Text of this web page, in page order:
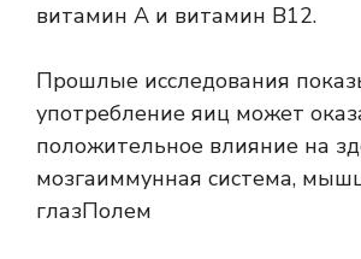
витамин А и витамин В12.
Прошлые исследования
употребление яиц может
положительное влияние на
мозгаиммунная система,
глазПолем